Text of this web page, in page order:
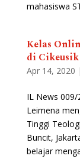
mahasiswa
Kelas
di
Apr 14, 2020 |
IL News
Leimena
Tinggi
Buncit,
belajar